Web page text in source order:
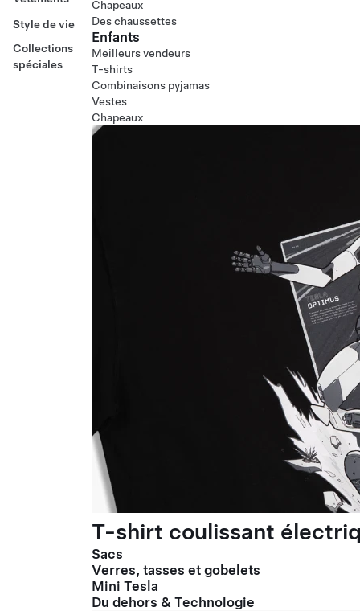
Style de vie
Collections
spéciales
Chapeaux
Des chaussettes
Enfants
Meilleurs vendeurs
T-shirts
Combinaisons pyjamas
Vestes
Chapeaux
T-shirt coulissant
Sacs
Verres, tasses et gobelets
Mini Tesla
Du dehors & Technologie